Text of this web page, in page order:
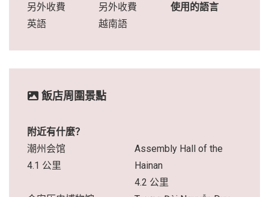
另外收費
另外收費
使用的語言
英語
越南語
飯店周圍景點
附近有什麼？
潮州会馆
4.1 公里
Assembly Hall of the
Hainan
4.2 公里